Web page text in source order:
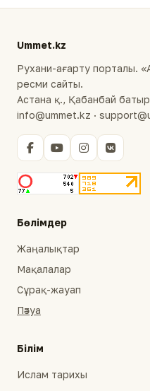
Ummet.kz
Рухани-ағарту порталы.
ресми сайты.
Астана қ., Қабанбай
info@ummet.kz ·
Бөлімдер
Жаңалықтар
Мақалалар
Сұрақ-жауап
Пәтуа
Білім
Ислам тарихы